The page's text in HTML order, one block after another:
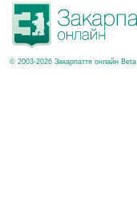
© 2003-2026 Закарпаття онлайн Beta